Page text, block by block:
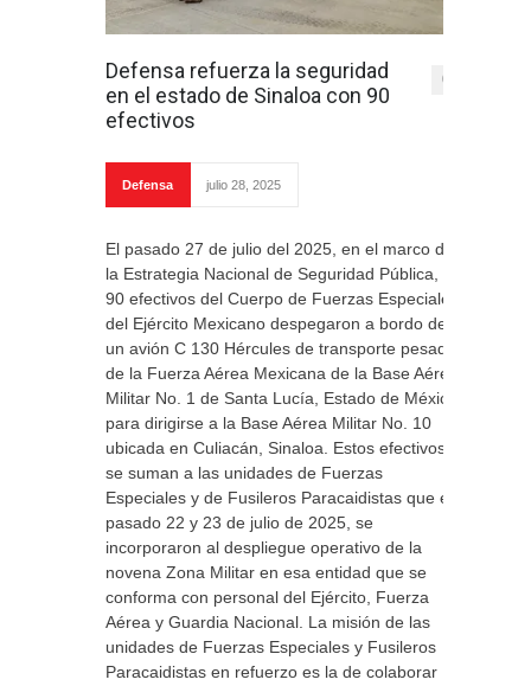
Defensa refuerza la seguridad
en el estado de Sinaloa con 90
efectivos
0
Defensa julio 28, 2025
El pasado 27 de julio del 2025, en el marco de
la Estrategia Nacional de Seguridad Pública,
90 efectivos del Cuerpo de Fuerzas Especiales
del Ejército Mexicano despegaron a bordo de
un avión C 130 Hércules de transporte pesado
de la Fuerza Aérea Mexicana de la Base Aérea
Militar No. 1 de Santa Lucía, Estado de México
para dirigirse a la Base Aérea Militar No. 10
ubicada en Culiacán, Sinaloa. Estos efectivos
se suman a las unidades de Fuerzas
Especiales y de Fusileros Paracaidistas que el
pasado 22 y 23 de julio de 2025, se
incorporaron al despliegue operativo de la
novena Zona Militar en esa entidad que se
conforma con personal del Ejército, Fuerza
Aérea y Guardia Nacional. La misión de las
unidades de Fuerzas Especiales y Fusileros
Paracaidistas en refuerzo es la de colaborar